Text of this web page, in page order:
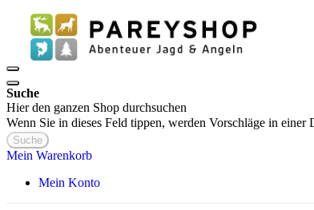
Suche
Hier den ganzen Shop durchsuchen
Wenn Sie in dieses Feld tippen, werden Vorschläge in einer
Suche
Mein Warenkorb
Mein Konto